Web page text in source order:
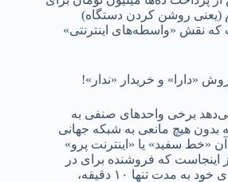
(یعنی روشن کردن دستگاه)
نقش «واسطه‌های اینترنتی»
«دارا» و خریدار «ندار»!
برخی واحدهای صنفی به
بدون هیچ مانعی به شبکه جهانی
«خط سفید» یا «اینترنت پرو»
اینجاست که فروشنده برای در
اختیار گذاشتن رمز وای‌فای خود به مدت تنها ۱۰ دقیقه،